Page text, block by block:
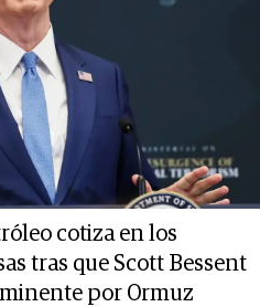
cotiza en los
tras que Scott Bessent
por Ormuz